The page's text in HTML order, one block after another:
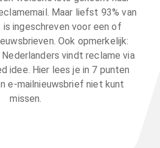
Maar liefst 93% van
is ingeschreven voor een of
Ook opmerkelijk:
vindt reclame via
idee. Hier lees je in 7 punten
e-mailnieuwsbrief niet kunt
missen.